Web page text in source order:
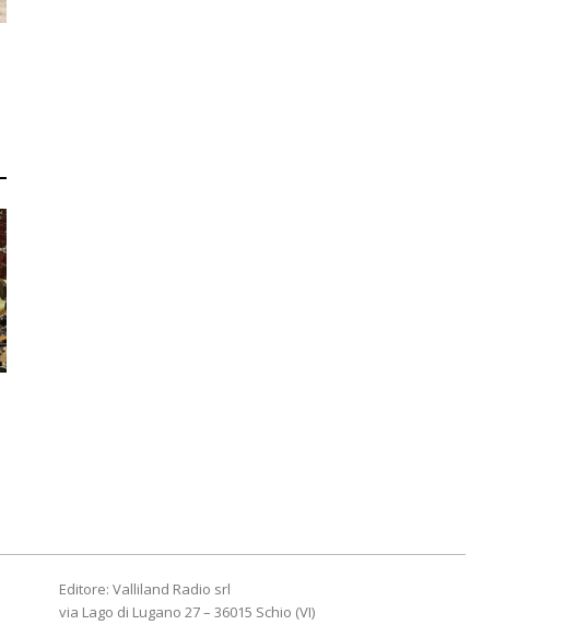
Editore: Valliland Radio srl
via Lago di Lugano 27 – 36015 Schio (VI)